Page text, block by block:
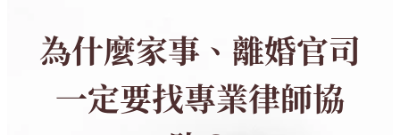
為什麼家事、離婚官司
一定要找專業律師協